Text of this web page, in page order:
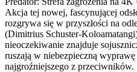
Akcja tej nowej, fascynującej
rozgrywa się w przyszłości na
(Dimitrius Schuster-
nieoczekiwanie znajduje
ruszają w niebezpieczną
najgroźniejszego z przeciwników.